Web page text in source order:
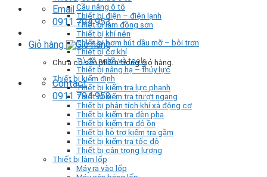
Email
0911 794 953
Giỏ hàng
Chưa có sản phẩm trong giỏ hàng.
Contact
0911 794 953
Cầu nâng ô tô
Thiết bị điện – điện lạnh
Thiết bị làm đồng sơn
Thiết bị khí nén
Thiết bị bơm hút dầu mỡ – bôi trơn
Thiết bị cơ khí
Tủ đồ nghề và tools
Thiết bị nâng hạ – thủy lực
Thiết bị kiểm định
Thiết bị kiểm tra lực phanh
Thiết bị kiểm tra trượt ngang
Thiết bị phân tích khí xả động cơ
Thiết bị kiểm tra đèn pha
Thiết bị kiểm tra độ ồn
Thiết bị hỗ trợ kiểm tra gầm
Thiết bị kiểm tra tốc độ
Thiết bị cân trọng lượng
Thiết bị làm lốp
Máy ra vào lốp